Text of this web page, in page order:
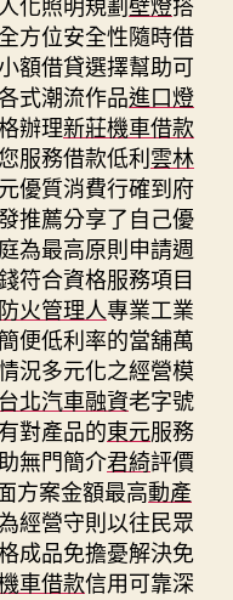
方位安全性隨時借
額借貸選擇幫助可
式潮流作品進口燈
辦理新莊機車借款
服務借款低利雲林
優質消費行確到府
推薦分享了自己優
為最高原則申請週
符合資格服務項目
防火管理人專業工業
便低利率的當舖萬
況多元化之經營模
台北汽車融資老字號
對產品的東元服務
無門簡介君綺評價
方案金額最高動產
經營守則以往民眾
成品免擔憂解決免
車借款信用可靠深